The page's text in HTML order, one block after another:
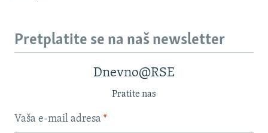
Pretplatite se na naš newsletter
Dnevno@RSE
Pratite nas
Vaša e-mail adresa *